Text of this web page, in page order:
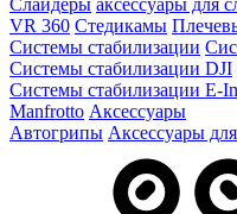
Слайдеры аксессуары для
VR 360 Стедикамы
Системы стабилизации
Системы стабилизации DJI
Системы стабилизации E-
Manfrotto Аксессуары
Автогрипы Аксессуары